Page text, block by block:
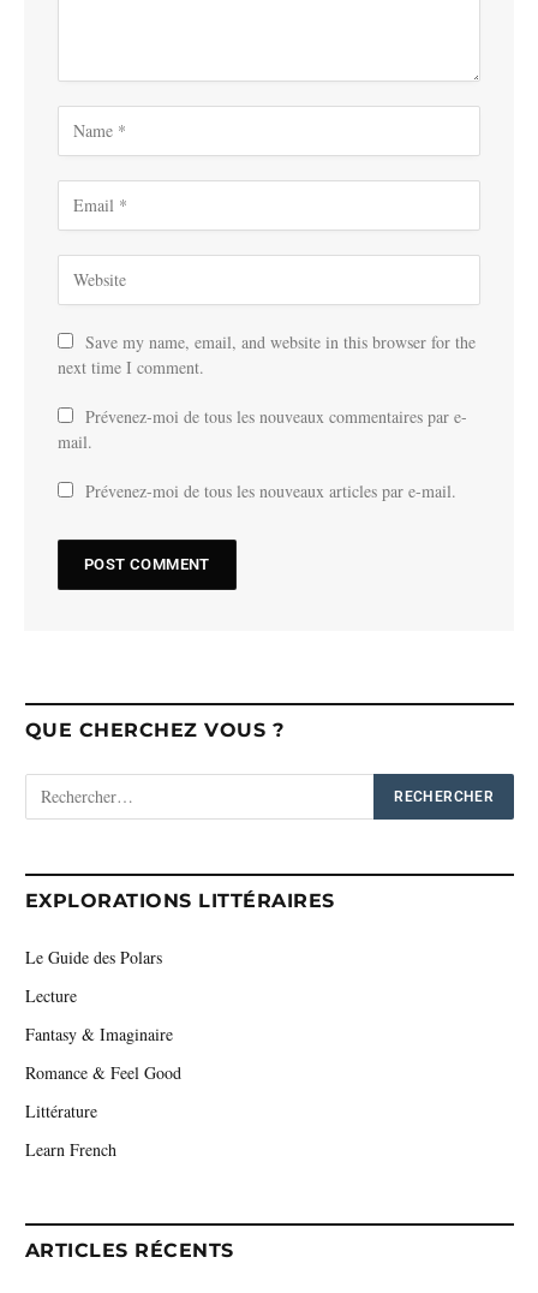
Save my name, email, and website in this browser for the
next time I comment.
Prévenez-moi de tous les nouveaux commentaires par e-
mail.
Prévenez-moi de tous les nouveaux articles par e-mail.
QUE CHERCHEZ VOUS ?
EXPLORATIONS LITTÉRAIRES
Le Guide des Polars
Lecture
Fantasy & Imaginaire
Romance & Feel Good
Littérature
Learn French
ARTICLES RÉCENTS